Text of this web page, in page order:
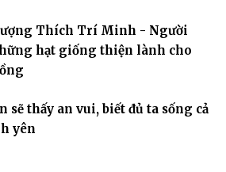
Thích Trí Minh - Người
hạt giống thiện lành cho
sẽ thấy an vui, biết đủ ta sống cả
yên